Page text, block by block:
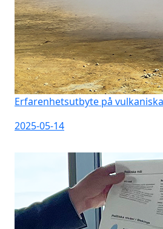
Erfarenhetsutbyte på
2025-05-14